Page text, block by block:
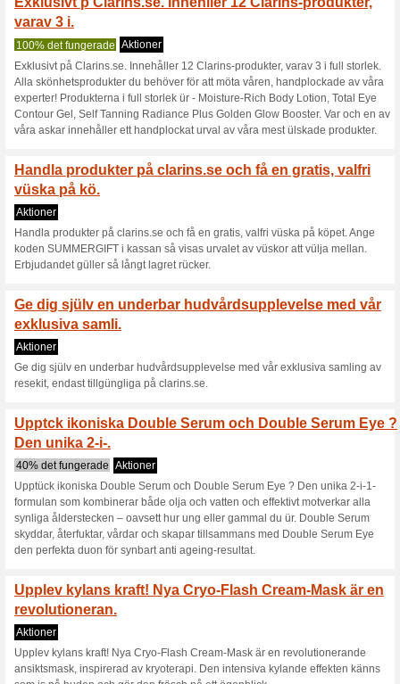
NTLIGEN BLACK
medlemsrabatt p allt
80% det fungerade Aktioner
ÄNTLIGEN BLACK WEEK -
clarins.se under hela Black
utvalda produkter i trial size
mer ün 1000 kr! Dessutom
Få ett kit vid köp
WONDER PERFECT .
29% det fungerade Aktioner
Få ett kit vid köp över 700
MASCARA 4D 01 BLACK
50ML DISCOVERY SIZE